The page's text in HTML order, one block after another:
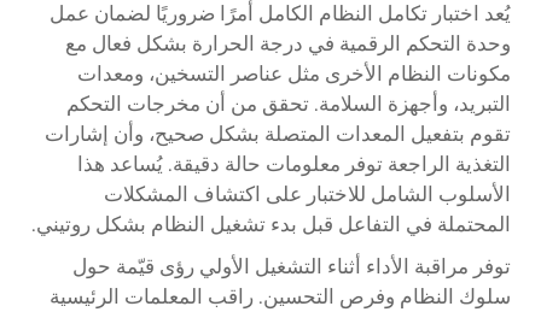
يُعد اختبار تكامل النظام الكامل أمرًا ضروريًا لضمان عمل
وحدة التحكم الرقمية في درجة الحرارة بشكل فعال مع
مكونات النظام الأخرى مثل عناصر التسخين، ومعدات
التبريد، وأجهزة السلامة. تحقق من أن مخرجات التحكم
تقوم بتفعيل المعدات المتصلة بشكل صحيح، وأن إشارات
التغذية الراجعة توفر معلومات حالة دقيقة. يُساعد هذا
الأسلوب الشامل للاختبار على اكتشاف المشكلات
المحتملة في التفاعل قبل بدء تشغيل النظام بشكل روتيني.
توفر مراقبة الأداء أثناء التشغيل الأولي رؤى قيّمة حول
سلوك النظام وفرص التحسين. راقب المعلمات الرئيسية